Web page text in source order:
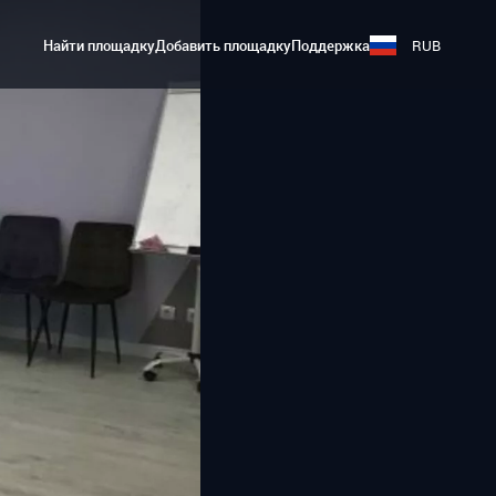
Найти площадкуДобавить площадкуПоддержка RUB